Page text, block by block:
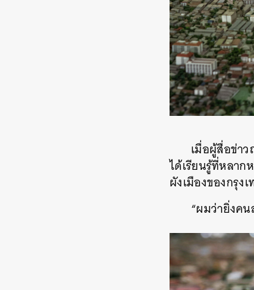
เมื่อผู้สื่อข่า
ได้เรียนรู้ที่หลาก
ผังเมืองของกรุง
“ผมว่ายิ่งค